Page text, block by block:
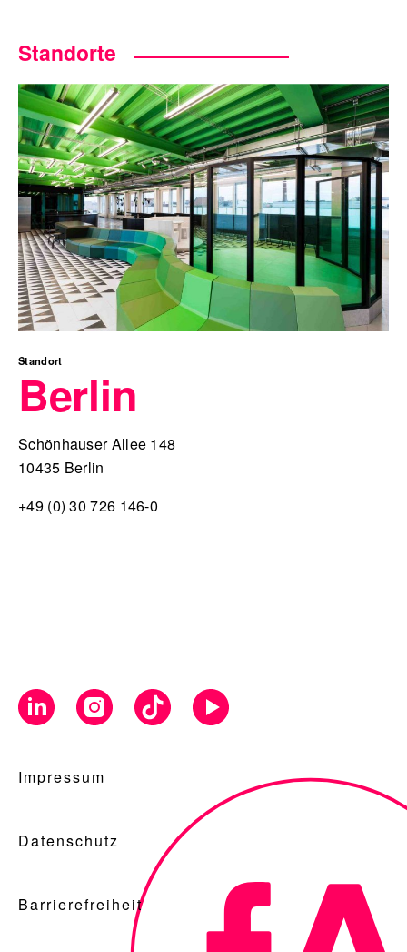
Standorte
Standort
Berlin
Schönhauser Allee 148
10435 Berlin
+49 (0) 30 726 146-0
Impressum
Datenschutz
Barrierefreiheit